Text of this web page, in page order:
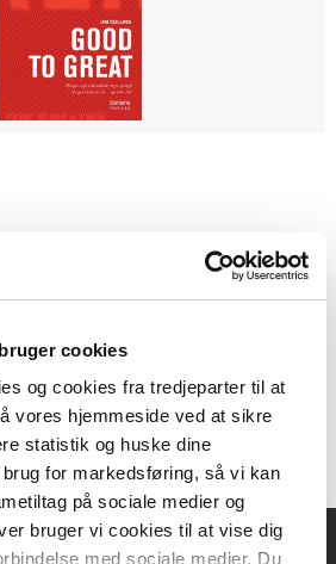
cookies
og cookies fra tredjeparter til at
vores hjemmeside ved at sikre
statistik og huske dine
for markedsføring, så vi kan
på sociale medier og
bruger vi cookies til at vise dig
med sociale medier. Du